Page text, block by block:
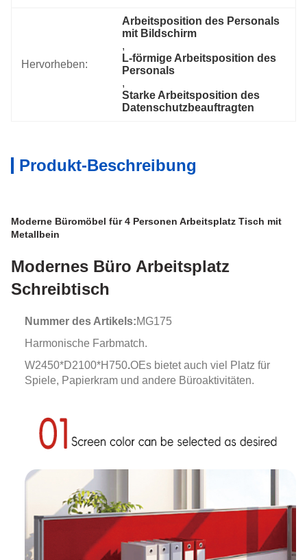
Hervorheben:
Arbeitsposition des Personals
mit Bildschirm
,
L-förmige Arbeitsposition des
Personals
,
Starke Arbeitsposition des
Datenschutzbeauftragten
Produkt-Beschreibung
Moderne Büromöbel für 4 Personen Arbeitsplatz Tisch mit
Metallbein
Modernes Büro Arbeitsplatz
Schreibtisch
Nummer des Artikels:MG175
Harmonische Farbmatch.
W2450*D2100*H750.OEs bietet auch viel Platz für
Spiele, Papierkram und andere Büroaktivitäten.